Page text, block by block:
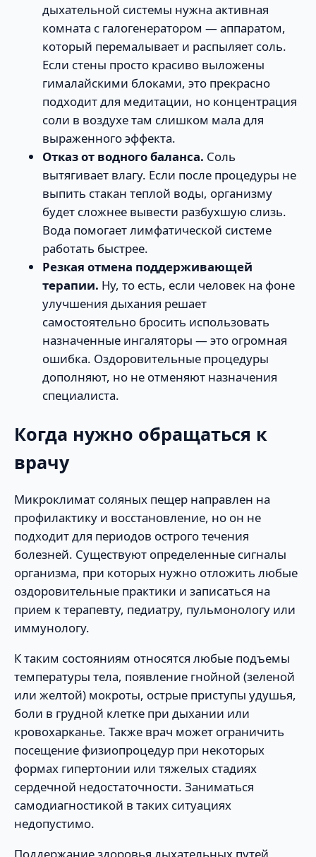
дыхательной системы нужна активная
комната с галогенератором — аппаратом,
который перемалывает и распыляет соль.
Если стены просто красиво выложены
гималайскими блоками, это прекрасно
подходит для медитации, но концентрация
соли в воздухе там слишком мала для
выраженного эффекта.
Отказ от водного баланса. Соль
вытягивает влагу. Если после процедуры не
выпить стакан теплой воды, организму
будет сложнее вывести разбухшую слизь.
Вода помогает лимфатической системе
работать быстрее.
Резкая отмена поддерживающей
терапии. Ну, то есть, если человек на фоне
улучшения дыхания решает
самостоятельно бросить использовать
назначенные ингаляторы — это огромная
ошибка. Оздоровительные процедуры
дополняют, но не отменяют назначения
специалиста.
Когда нужно обращаться к
врачу
Микроклимат соляных пещер направлен на
профилактику и восстановление, но он не
подходит для периодов острого течения
болезней. Существуют определенные сигналы
организма, при которых нужно отложить любые
оздоровительные практики и записаться на
прием к терапевту, педиатру, пульмонологу или
иммунологу.
К таким состояниям относятся любые подъемы
температуры тела, появление гнойной (зеленой
или желтой) мокроты, острые приступы удушья,
боли в грудной клетке при дыхании или
кровохарканье. Также врач может ограничить
посещение физиопроцедур при некоторых
формах гипертонии или тяжелых стадиях
сердечной недостаточности. Заниматься
самодиагностикой в таких ситуациях
недопустимо.